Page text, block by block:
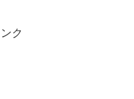
ク